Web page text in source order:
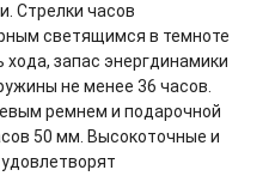
Стрелки часов
светящимся в темноте
запас энергдинамики
не менее 36 часов.
ремнем и подарочной
50 мм. Высокоточные и